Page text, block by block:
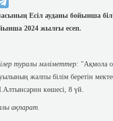
Есіл ауданы бойынша
2024 жылғы есеп.
туралы мәліметтер: "Ақмола
жалпы білім беретін
көшесі, 8 үй.
ақпарат.